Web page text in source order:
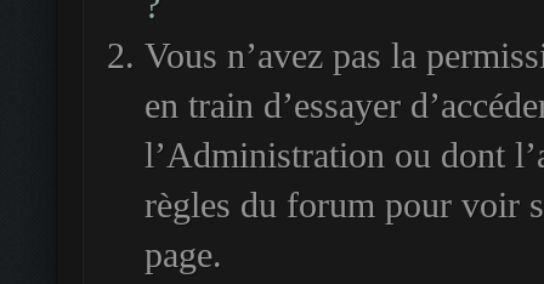
Vous n’avez pas la
en train d’essayer
l’Administration ou dont
règles du forum pour voir
page.